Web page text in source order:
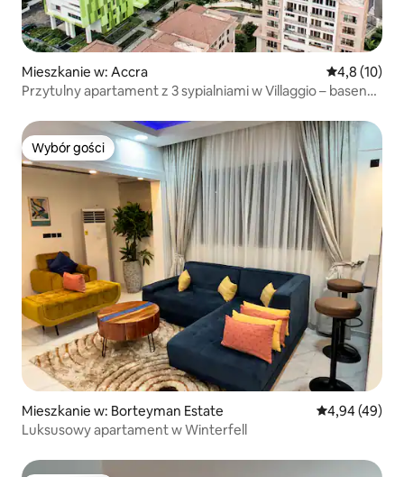
Mieszkanie w: Accra Średnia
4,8 (10)
Przytulny apartament z 3 sypialniami w Villaggio – basen
Wybór gości
Wybór gości
Mieszkanie w: Borteyman Estate Średnia
4,94 (49)
Luksusowy apartament w Winterfell